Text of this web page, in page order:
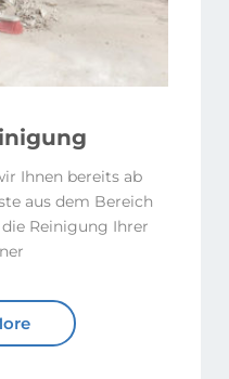
Ihnen bereits ab
aus dem Bereich
Reinigung Ihrer